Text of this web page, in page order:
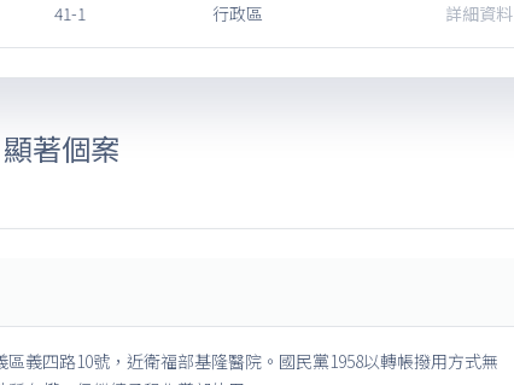
41-1 行政區 詳細資料
顯著個案
義四路10號，近衛福部基隆醫院。國民黨1958以轉帳撥用方式無